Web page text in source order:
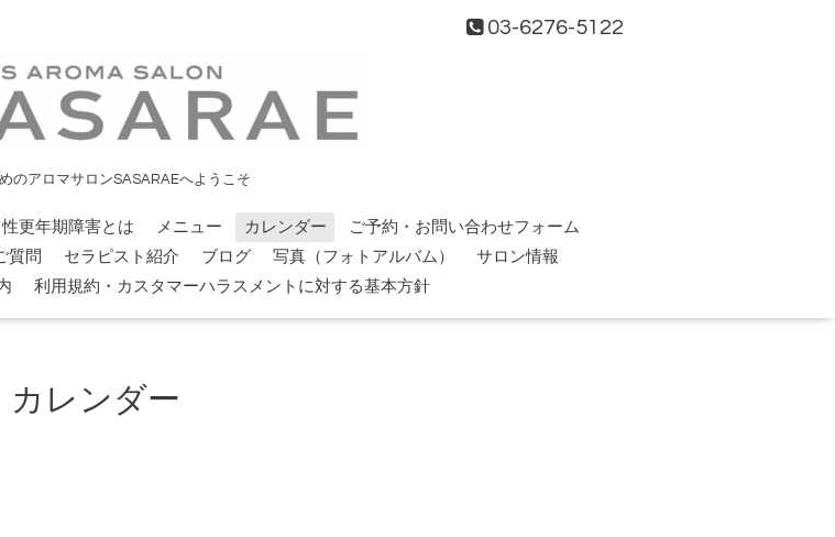
03-6276-5122
のアロマサロンSASARAEへようこそ
性更年期障害とは メニュー カレンダー
ご予約・お問い合わせフォーム
質問 セラピスト紹介 ブログ 写真（フォトアルバム）
サロン情報
利用規約・カスタマーハラスメントに対する基本方針
カレンダー